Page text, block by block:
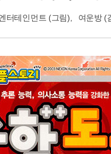
터테인먼트 (그림), 여운방(